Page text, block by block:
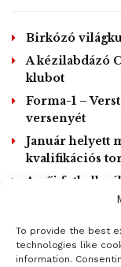
To provide the best
technologies like
information.
Birkózó
A kézilabdázó
klubot
Forma-1 –
versenyét
Január helyett
kvalifikációs
A női futball-